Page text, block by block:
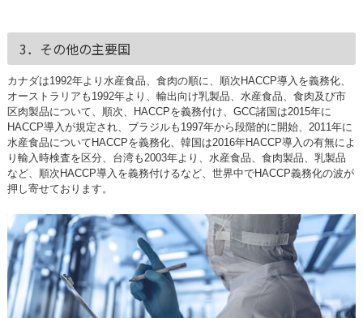
3．その他の主要国
カナダは1992年より水産食品、食肉の順に、順次HACCP導入を義務化、
オーストラリアも1992年より、輸出向け乳製品、水産食品、食肉及び市
区肉製品について、順次、HACCPを義務付け、GCC諸国は2015年に
HACCP導入が規定され、ブラジルも1997年から段階的に開始、2011年に
水産食品についてHACCPを義務化、韓国は2016年HACCP導入の有無によ
り輸入時検査を区分、台湾も2003年より、水産食品、食肉製品、乳製品
など、順次HACCP導入を義務付けるなど、世界中でHACCP義務化の波が
押し寄せております。